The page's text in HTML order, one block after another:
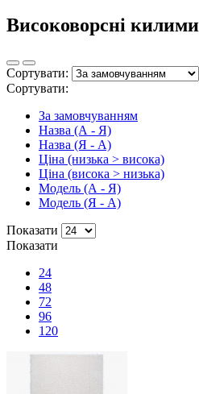
Високоворсні килими
Сортувати:
Сортувати:
За замовчуванням
Назва (А - Я)
Назва (Я - А)
Ціна (низька > висока)
Ціна (висока > низька)
Модель (А - Я)
Модель (Я - А)
Показати
Показати
24
48
72
96
120